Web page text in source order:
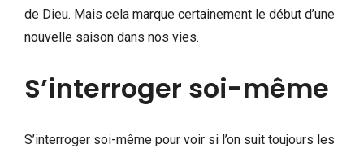
de Dieu. Mais cela marque certainement le début d’une
nouvelle saison dans nos vies.
S’interroger soi-même
S’interroger soi-même pour voir si l’on suit toujours les